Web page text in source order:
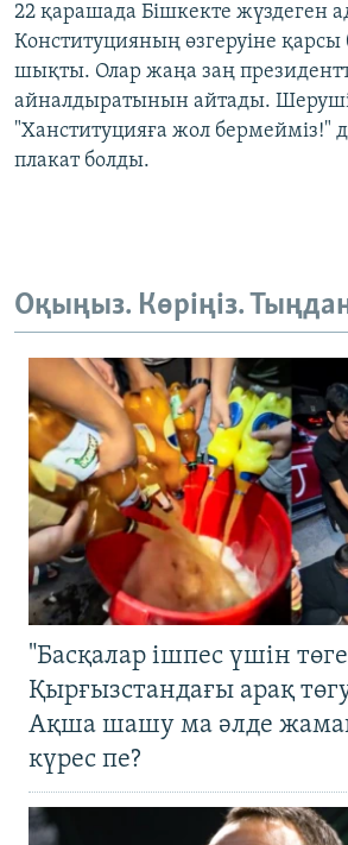
22 қарашада Бішкекте жүздеген
Конституцияның өзгеруіне
шықты. Олар жаңа заң
айналдыратынын айтады.
"Ханституцияға жол бермейміз!"
плакат болды.
Оқыңыз. Көріңіз.
"Басқалар ішпес үшін
Қырғызстандағы арақ
Ақша шашу ма әлде
күрес пе?